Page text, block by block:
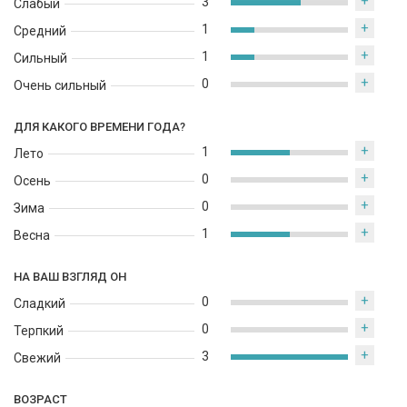
Слабый
Средний
Сильный
Очень сильный
1 +
1 +
0 +
ДЛЯ КАКОГО ВРЕМЕНИ ГОДА?
Лето
Осень
Зима
Весна
1 +
0 +
0 +
1 +
НА ВАШ ВЗГЛЯД ОН
Сладкий
Терпкий
Свежий
0 +
0 +
3 +
ВОЗРАСТ